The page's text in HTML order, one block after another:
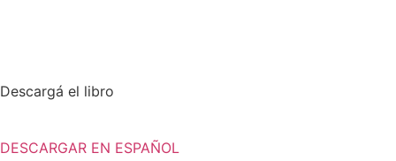
Descargá el libro
DESCARGAR EN ESPAÑOL